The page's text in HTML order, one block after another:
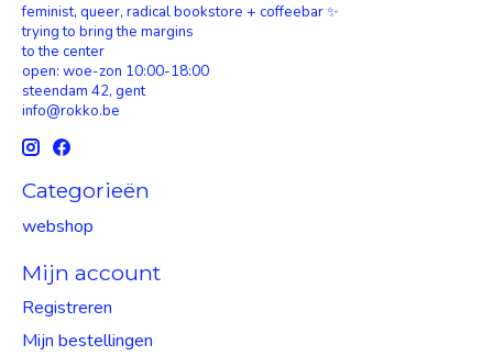
feminist, queer, radical bookstore + coffeebar ✨
trying to bring the margins
to the center
open: woe-zon 10:00-18:00
steendam 42, gent
info@rokko.be
Categorieën
webshop
Mijn account
Registreren
Mijn bestellingen